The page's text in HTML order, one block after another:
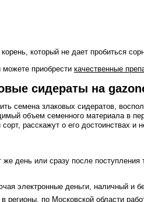
который не дает пробиться
приобрести качественные
сидераты на
семена злаковых сидератов,
объем семенного материала в
расскажут о его достоинствах и
день или сразу после поступления
электронные деньги, наличный и
регионы, по Московской области